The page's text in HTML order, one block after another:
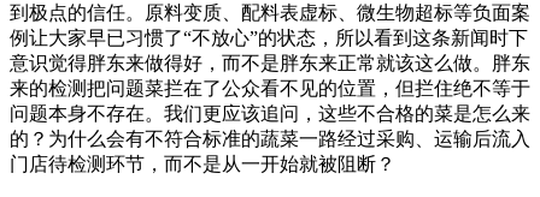
到极点的信任。原料变质、配料表虚标、微生物超标等负面案
例让大家早已习惯了“不放心”的状态，所以看到这条新闻时下
意识觉得胖东来做得好，而不是胖东来正常就该这么做。胖东
来的检测把问题菜拦在了公众看不见的位置，但拦住绝不等于
问题本身不存在。我们更应该追问，这些不合格的菜是怎么来
的？为什么会有不符合标准的蔬菜一路经过采购、运输后流入
门店待检测环节，而不是从一开始就被阻断？